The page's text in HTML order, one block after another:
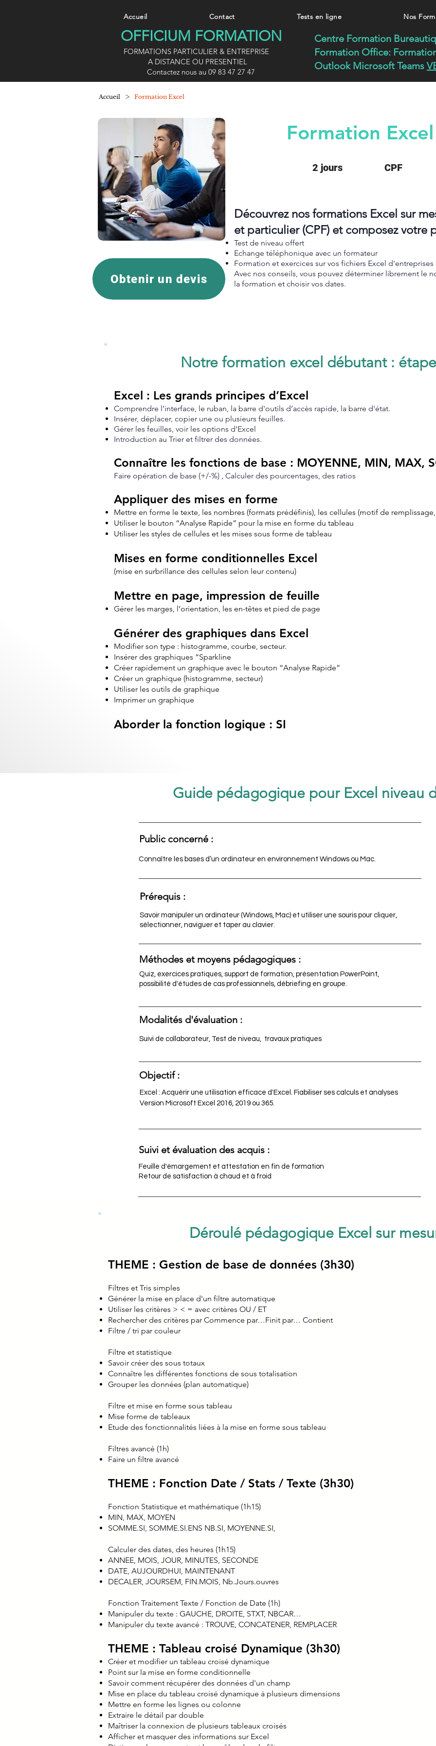
Accueil Contact Tests en ligne Nos
OFFICIUM FORMATION
FORMATIONS PARTICULIER & ENTREPRISE
A DISTANCE OU PRESENTIEL
Contactez nous au 09 83 47 27 47
Centre Formation
Formation Office:
Outlook Microsoft Teams
Accueil > Formation Excel
Obtenir un devis
Formation
2 jours CPF
Découvrez nos formations Excel sur
et particulier (CPF) et composez votre
Test de niveau offert
Echange téléphonique avec un formateur
Formation et exercices sur vos fichiers Excel
Avec nos conseils, vous pouvez déterminer librement le
la formation et choisir vos dates.
Notre formation excel débutant :
Excel : Les grands principes d’Excel
Comprendre l’interface, le ruban, la barre d'outils d’accès rapide, la barre d'état.
Insérer, déplacer, copier une ou plusieurs feuilles.
Gérer les feuilles, voir les options d’Excel
Introduction au Trier et filtrer des données.
Connaître les fonctions de base : MOYENNE, MIN, MAX,
Faire opération de base (+/-%) , Calculer des pourcentages, des ratios
Appliquer des mises en forme
Mettre en forme le texte, les nombres (formats prédéfinis), les cellules (motif de
Utiliser le bouton “Analyse Rapide” pour la mise en forme du tableau
Utiliser les styles de cellules et les mises sous forme de tableau
Mises en forme conditionnelles Excel
(mise en surbrillance des cellules selon leur contenu)
Mettre en page, impression de feuille
Gérer les marges, l’orientation, les en-têtes et pied de page
Générer des graphiques dans Excel
Modifier son type : histogramme, courbe, secteur.
Insérer des graphiques “Sparkline
Créer rapidement un graphique avec le bouton “Analyse Rapide”
Créer un graphique (histogramme, secteur)
Utiliser les outils de graphique
Imprimer un graphique
Aborder la fonction logique : SI
Guide pédagogique pour Excel niveau
Public concerné :
Connaître les bases d’un ordinateur en environnement Windows ou Mac.
Prérequis :
Savoir manipuler un ordinateur (Windows, Mac) et utiliser une souris pour cliquer,
sélectionner, naviguer et taper au clavier.
Méthodes et moyens pédagogiques :
Quiz, exercices pratiques, support de formation, présentation PowerPoint,
possibilité d'études de cas professionnels, débriefing en groupe.
Modalités d'évaluation :
Suivi de collaborateur, Test de niveau, travaux pratiques
Objectif :
Excel : Acquérir une utilisation efficace d'Excel. Fiabiliser ses calculs et analyses
Version Microsoft Excel 2016, 2019 ou 365.
Suivi et évaluation des acquis :
Feuille d'émargement et attestation en fin de formation
Retour de satisfaction à chaud et à froid
Déroulé pédagogique Excel sur
THEME : Gestion de base de données (3h30)
Filtres et Tris simples
Générer la mise en place d'un filtre automatique
Utiliser les critères > < = avec critères OU / ET
Rechercher des critères par Commence par…Finit par… Contient
Filtre / tri par couleur
Filtre et statistique
Savoir créer des sous totaux
Connaître les différentes fonctions de sous totalisation
Grouper les données (plan automatique)
Filtre et mise en forme sous tableau
Mise forme de tableaux
Etude des fonctionnalités liées à la mise en forme sous tableau
Filtres avancé (1h)
Faire un filtre avancé
THEME : Fonction Date / Stats / Texte (3h30)
Fonction Statistique et mathématique (1h15)
MIN, MAX, MOYEN
SOMME.SI, SOMME.SI.ENS NB.SI, MOYENNE.SI,
Calculer des dates, des heures (1h15)
ANNEE, MOIS, JOUR, MINUTES, SECONDE
DATE, AUJOURDHUI, MAINTENANT
DECALER, JOURSEM, FIN.MOIS, Nb.Jours.ouvres
Fonction Traitement Texte / Fonction de Date (1h)
Manipuler du texte : GAUCHE, DROITE, STXT, NBCAR…
Manipuler du texte avancé : TROUVE, CONCATENER, REMPLACER
THEME : Tableau croisé Dynamique (3h30)
Créer et modifier un tableau croisé dynamique
Point sur la mise en forme conditionnelle
Savoir comment récupérer des données d'un champ
Mise en place du tableau croisé dynamique à plusieurs dimensions
Mettre en forme les lignes ou colonne
Extraire le détail par double
Maîtriser la connexion de plusieurs tableaux croisés
Afficher et masquer des informations sur Excel